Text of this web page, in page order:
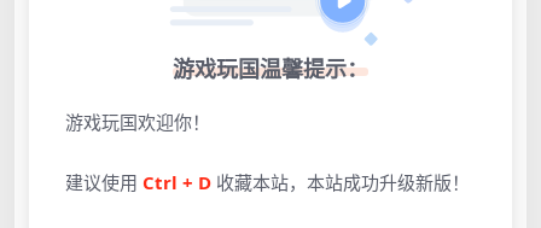
游戏玩国温馨提示：
游戏玩国欢迎你！
建议使用 Ctrl + D 收藏本站，本站成功升级新版！